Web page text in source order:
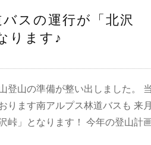
スの運行が「北沢
ります♪
登山の準備が整い出しました。
ります南アルプス林道バスも 来
峠」となります！ 今年の登山計